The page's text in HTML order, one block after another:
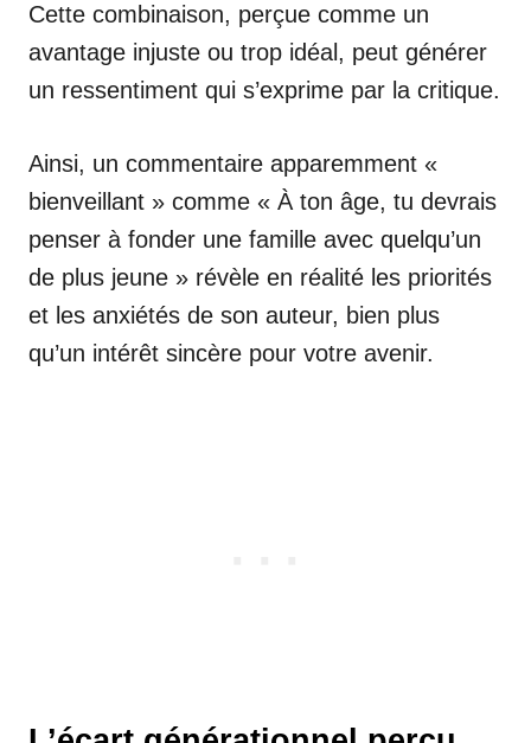
Cette combinaison, perçue comme un
avantage injuste ou trop idéal, peut générer
un ressentiment qui s’exprime par la critique.
Ainsi, un commentaire apparemment «
bienveillant » comme « À ton âge, tu devrais
penser à fonder une famille avec quelqu’un
de plus jeune » révèle en réalité les priorités
et les anxiétés de son auteur, bien plus
qu’un intérêt sincère pour votre avenir.